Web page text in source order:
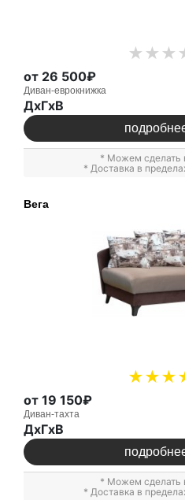
от 26 500₽
Диван-еврокнижка
ДxГxВ
* Можем сделать
* Доставка в
Вега
от 19 150₽
Диван-тахта
ДxГxВ
* Можем сделать
* Доставка в